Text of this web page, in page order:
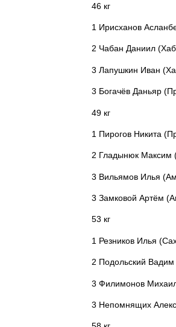
46 кг
1 Ирисханов
2 Чабан Даниил
3 Лапушкин Иван
3 Богачёв Даньяр
49 кг
1 Пирогов Никита
2 Гладынюк Максим
3 Вильямов Илья
3 Замковой Артём
53 кг
1 Резников Илья
2 Подольский
3 Филимонов
3 Непомнящих